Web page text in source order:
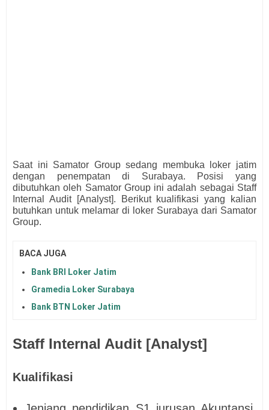
Saat ini Samator Groupsedang membuka loker jatim
dengan penempatan di Surabaya. Posisi yang
dibutuhkan oleh Samator Group ini adalah sebagai Staff
Internal Audit [Analyst].
Berikut kualifikasi yang kalian
butuhkan untuk melamar di loker Surabaya dari Samator
Group.
BACA JUGA
Bank BRI Loker Jatim
Gramedia Loker Surabaya
Bank BTN Loker Jatim
Staff Internal Audit [Analyst]
Kualifikasi